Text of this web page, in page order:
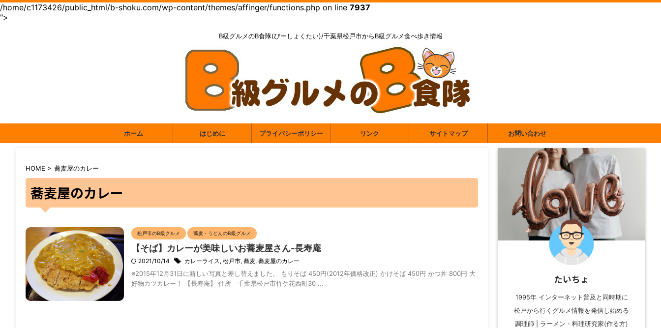
/home/c1173426/public_html/b-shoku.com/wp-content/themes/affinger/functions.php on line 7937
">
B級グルメのB食隊(びーしょくたい)/千葉県松戸市からB級グルメ食べ歩き情報
ホーム はじめに プライバシーポリシー リンク サイトマップ お問い合わせ
HOME > 蕎麦屋のカレー
蕎麦屋のカレー
松戸市のB級グルメ 蕎麦・うどんのB級グルメ
【そば】カレーが美味しいお蕎麦屋さん-長寿庵
2021/10/14 カレーライス, 松戸市, 蕎麦, 蕎麦屋のカレー
※2015年12月31日に新しい写真と差し替えました。 もりそば 450円(2012年価格改正) かけそば 450円 かつ丼 800円 大
好物カツカレー！ 【長寿庵】 住所 千葉県松戸市竹ケ花西町30 ...
たいちょ
1995年 インターネット普及と同時期に
松戸から行くグルメ情報を発信し始める
調理師 | ラーメン・料理研究家(作る方)